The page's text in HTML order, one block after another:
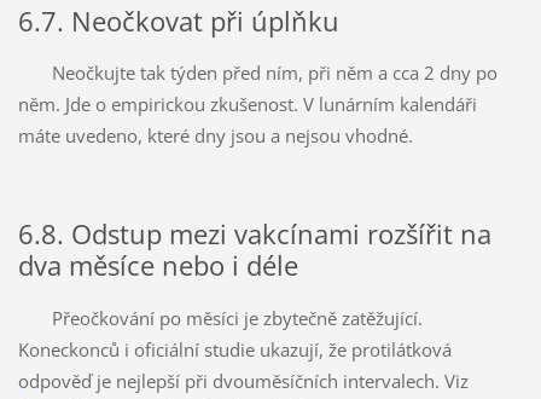
6.7. Neočkovat při úplňku
Neočkujte tak týden před ním, při něm a cca 2 dny po
něm. Jde o empirickou zkušenost. V lunárním kalendáři
máte uvedeno, které dny jsou a nejsou vhodné.
6.8. Odstup mezi vakcínami rozšířit na
dva měsíce nebo i déle
Přeočkování po měsíci je zbytečně zatěžující.
Koneckonců i oficiální studie ukazují, že protilátková
odpověď je nejlepší při dvouměsíčních intervalech. Viz